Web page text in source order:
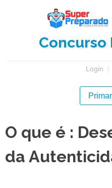
Concurso
Login |
O que é :
da